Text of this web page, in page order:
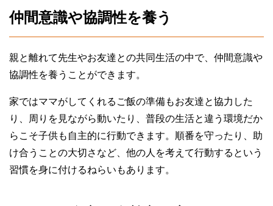
仲間意識や協調性を養う
親と離れて先生やお友達との共同生活の中で、仲間意識や
協調性を養うことができます。
家ではママがしてくれるご飯の準備もお友達と協力した
り、周りを見ながら動いたり、普段の生活と違う環境だか
らこそ子供も自主的に行動できます。順番を守ったり、助
け合うことの大切さなど、他の人を考えて行動するという
習慣を身に付けるねらいもあります。